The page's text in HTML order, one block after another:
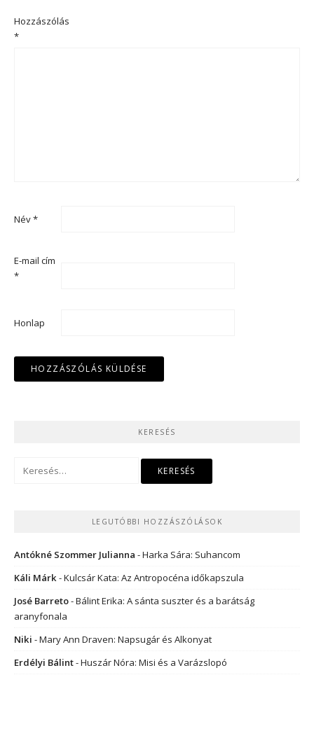
Hozzászólás
*
Név*
E-mail cím
*
Honlap
KERESÉS
LEGUTÓBBI HOZZÁSZÓLÁSOK
Antókné Szommer Julianna -Harka Sára: Suhancom
Káli Márk-Kulcsár Kata: Az Antropocéna időkapszula
José Barreto-Bálint Erika: A sánta suszter és a barátság
aranyfonala
Niki -Mary Ann Draven: Napsugár és Alkonyat
Erdélyi Bálint-Huszár Nóra: Misi és a Varázslopó